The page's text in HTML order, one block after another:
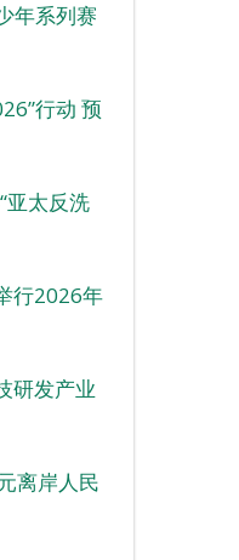
年系列赛
行动 预
亚太反洗
行2026年
研发产业
离岸人民